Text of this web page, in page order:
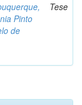
Pinto
de
Tese